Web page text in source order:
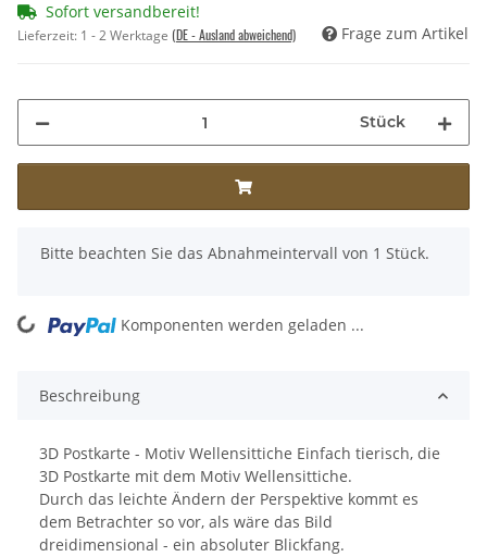
Sofort versandbereit!
Lieferzeit: 1 - 2 Werktage (DE - Ausland abweichend) Frage zum Artikel
Stück
x
Bitte beachten Sie das Abnahmeintervall von 1 Stück.
Komponenten werden geladen ...
Beschreibung
3D Postkarte - Motiv Wellensittiche Einfach tierisch, die
3D Postkarte mit dem Motiv Wellensittiche.
Durch das leichte Ändern der Perspektive kommt es
dem Betrachter so vor, als wäre das Bild
dreidimensional - ein absoluter Blickfang.